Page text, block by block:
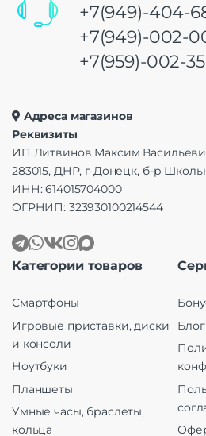
+7(949)-404-
+7(949)-002-
+7(959)-002-
Адреса магазинов
Реквизиты
ИП Литвинов Максим
283015, ДНР, г Донецк, б-р
ИНН: 614015704000
ОГРНИП: 323930100214544
Категории товаров
Смартфоны
Игровые приставки, диски
и консоли
Ноутбуки
Планшеты
Умные часы, браслеты,
кольца
Блог